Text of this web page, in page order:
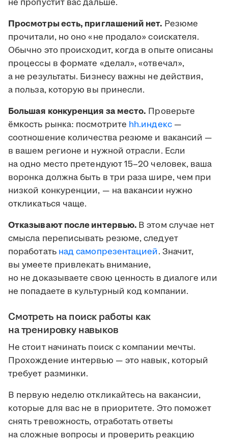
не пропустит вас дальше.
Просмотры есть, приглашений нет. Резюме
прочитали, но оно «не продало» соискателя.
Обычно это происходит, когда в опыте описаны
процессы в формате «делал», «отвечал»,
а не результаты. Бизнесу важны не действия,
а польза, которую вы принесли.
Большая конкуренция за место. Проверьте
ёмкость рынка: посмотрите hh.индекс—
соотношение количества резюме и вакансий —
в вашем регионе и нужной отрасли. Если
на одно место претендуют 15–20 человек, ваша
воронка должна быть в три раза шире, чем при
низкой конкуренции, — на вакансии нужно
откликаться чаще.
Отказывают после интервью. В этом случае нет
смысла переписывать резюме, следует
поработать над самопрезентацией. Значит,
вы умеете привлекать внимание,
но не доказываете свою ценность в диалоге или
не попадаете в культурный код компании.
Смотреть на поиск работы как
на тренировку навыков
Не стоит начинать поиск с компании мечты.
Прохождение интервью — это навык, который
требует разминки.
В первую неделю откликайтесь на вакансии,
которые для вас не в приоритете. Это поможет
снять тревожность, отработать ответы
на сложные вопросы и проверить реакцию